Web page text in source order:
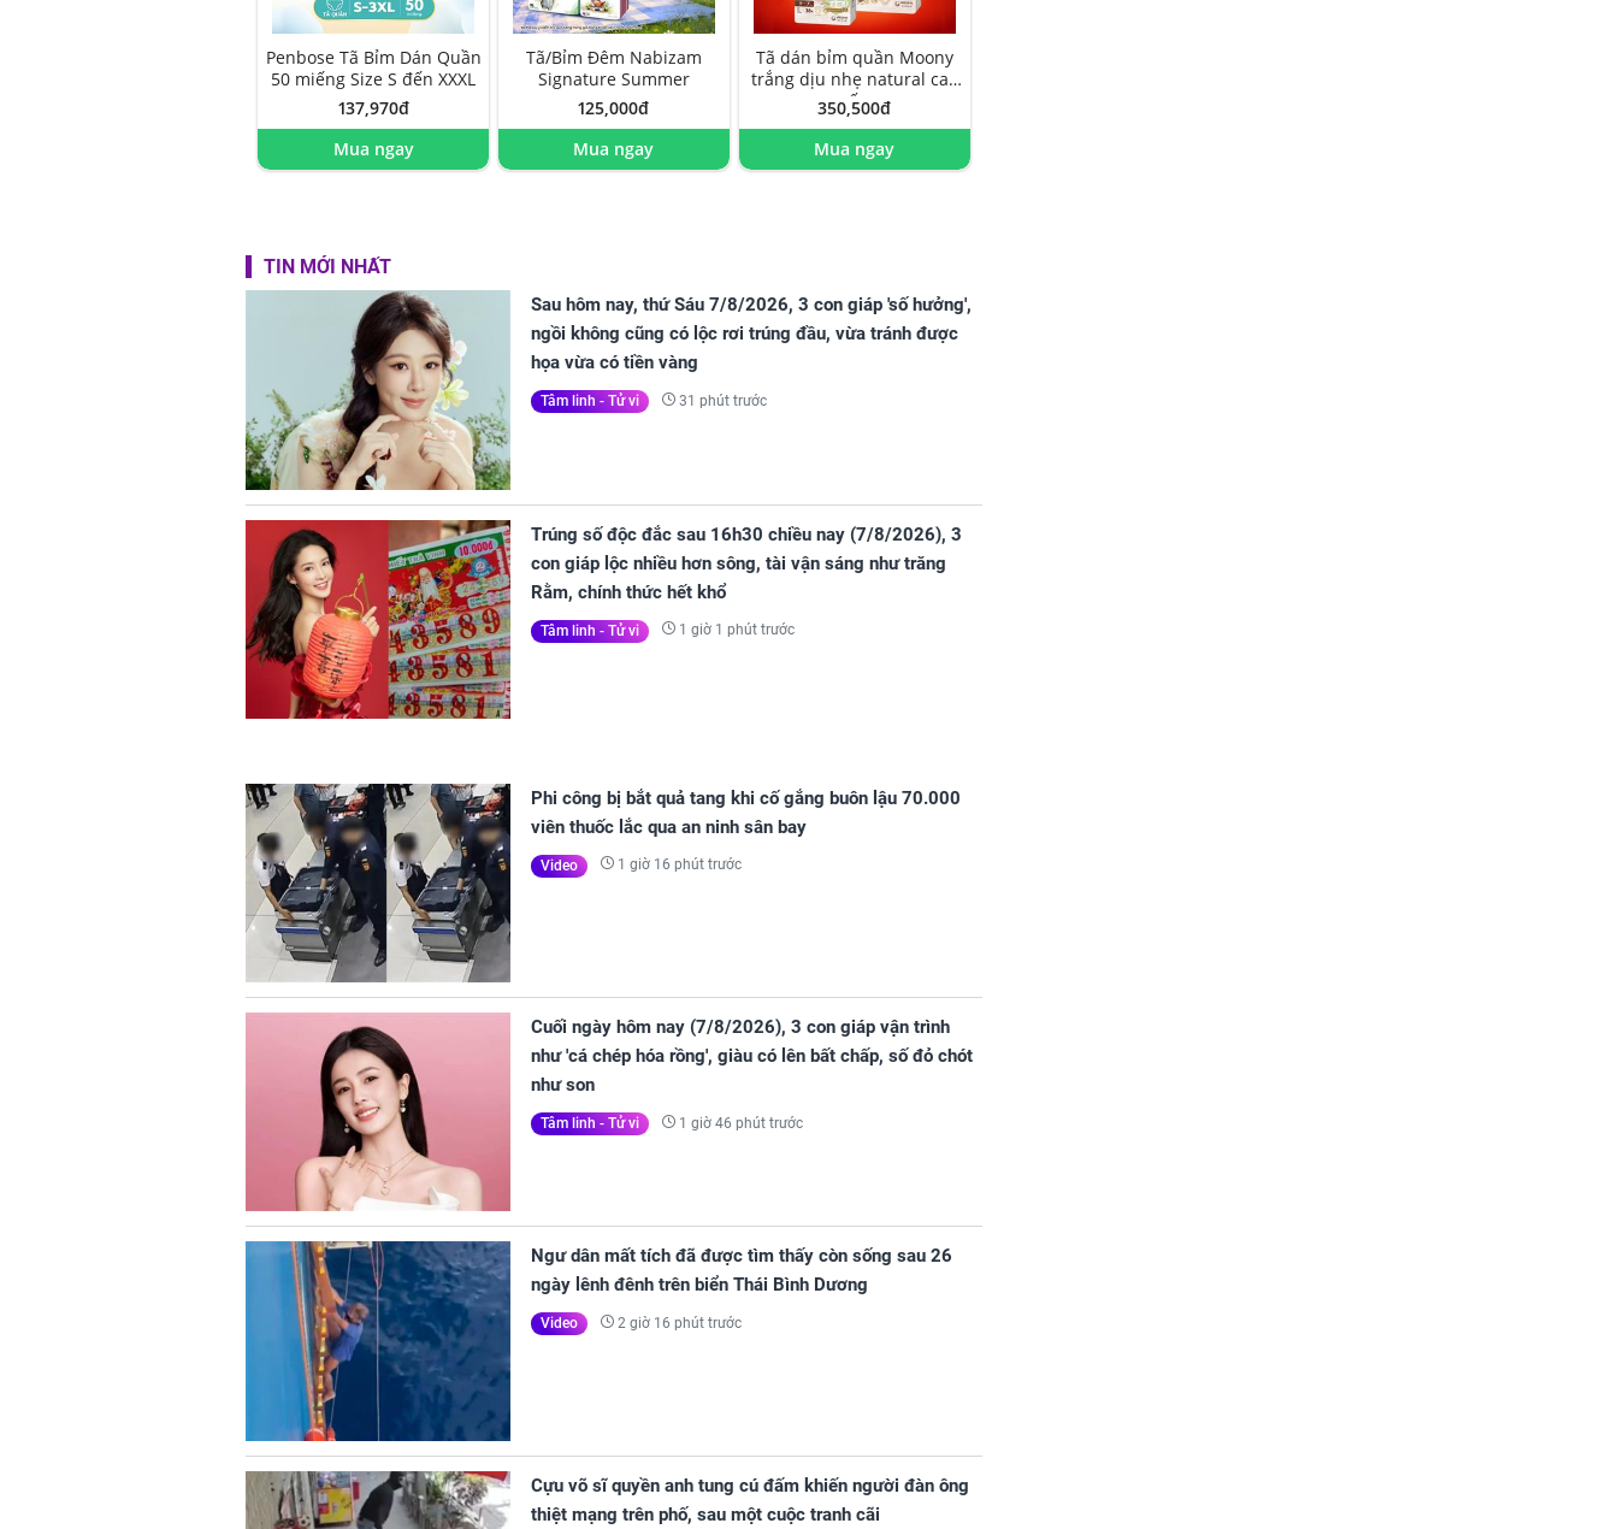
Penbose Tã Bỉm Dán Quần
50 miếng Size S đến XXXL
137,970đ
Mua ngay
Tã/Bỉm Đêm Nabizam
Signature Summer
125,000đ
Mua ngay
Tã dán bỉm quần Moony
trắng dịu nhẹ natural cao
cấp
350,500đ
Mua ngay
TIN MỚI NHẤT
Sau hôm nay, thứ Sáu 7/8/2026, 3 con giáp 'số hưởng',
ngồi không cũng có lộc rơi trúng đầu, vừa tránh được
họa vừa có tiền vàng
Tâm linh - Tử vi 31 phút trước
Trúng số độc đắc sau 16h30 chiều nay (7/8/2026), 3
con giáp lộc nhiều hơn sông, tài vận sáng như trăng
Rằm, chính thức hết khổ
Tâm linh - Tử vi 1 giờ 1 phút trước
Phi công bị bắt quả tang khi cố gắng buôn lậu 70.000
viên thuốc lắc qua an ninh sân bay
Video 1 giờ 16 phút trước
Cuối ngày hôm nay (7/8/2026), 3 con giáp vận trình
như 'cá chép hóa rồng', giàu có lên bất chấp, số đỏ chót
như son
Tâm linh - Tử vi 1 giờ 46 phút trước
Ngư dân mất tích đã được tìm thấy còn sống sau 26
ngày lênh đênh trên biển Thái Bình Dương
Video 2 giờ 16 phút trước
Cựu võ sĩ quyền anh tung cú đấm khiến người đàn ông
thiệt mạng trên phố, sau một cuộc tranh cãi